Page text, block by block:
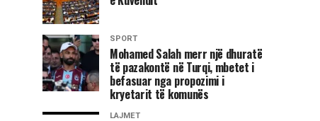
SPORT
Mohamed Salah merr një dhuratë
të pazakontë në Turqi, mbetet i
befasuar nga propozimi i
kryetarit të komunës
LAJMET